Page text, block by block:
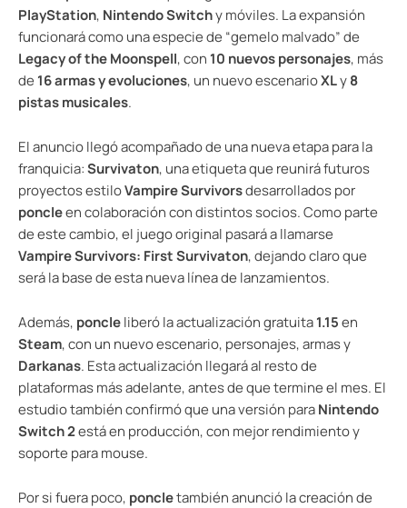
PlayStation, Nintendo Switchy móviles. La expansión
funcionará como una especie de “gemelo malvado” de
Legacy of the Moonspell, con 10 nuevos personajes, más
de 16 armas y evoluciones, un nuevo escenarioXLy8
pistas musicales.
El anuncio llegó acompañado de una nueva etapa para la
franquicia:Survivaton, una etiqueta que reunirá futuros
proyectos estiloVampire Survivorsdesarrollados por
poncleen colaboración con distintos socios. Como parte
de este cambio, el juego original pasará a llamarse
Vampire Survivors: First Survivaton, dejando claro que
será la base de esta nueva línea de lanzamientos.
Además, poncleliberó la actualización gratuita1.15en
Steam, con un nuevo escenario, personajes, armas y
Darkanas. Esta actualización llegará al resto de
plataformas más adelante, antes de que termine el mes. El
estudio también confirmó que una versión paraNintendo
Switch 2está en producción, con mejor rendimiento y
soporte para mouse.
Por si fuera poco, poncletambién anunció la creación de